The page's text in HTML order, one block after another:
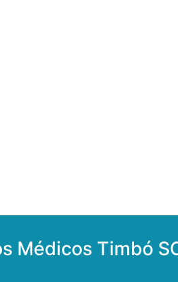
Médicos Timbó